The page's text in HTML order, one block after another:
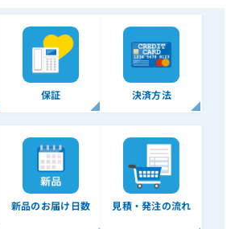
保証 決済方法
新品のお届け日数 見積・発注の流れ